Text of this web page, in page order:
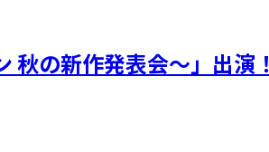
秋の新作発表会～」出演！